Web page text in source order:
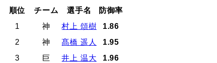
順位
チーム 選手名
防御率
1
神 村上 頌樹
1.86
2
神 髙橋 遥人
1.95
3
巨 井上 温大
1.96